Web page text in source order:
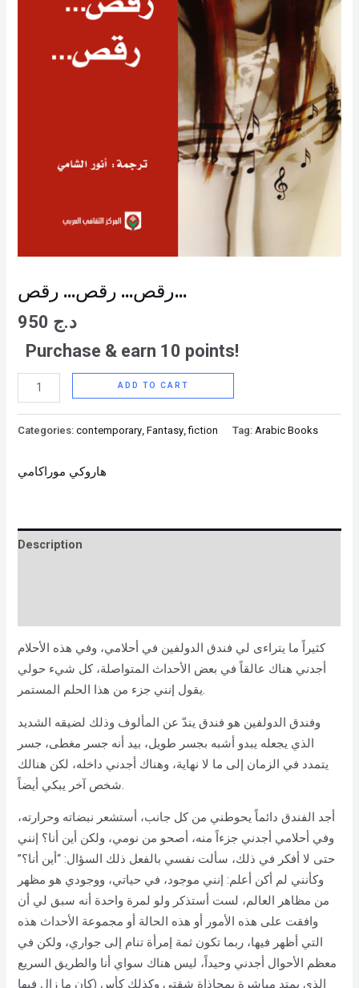
رقص… رقص… رقص…
د.ج
Purchase & earn 10 points!
ADD TO CART
Categories:contemporary ,Fantasy ,fiction Tag: Arabic Books
هاروكي موراكامي
Description
كثيراً ما يتراءى لي فندق الدولفين في أحلامي، وفي هذه الأحلام
أجدني هناك عالقاً في بعض الأحداث المتواصلة، كل شيء حولي
يقول إنني جزء من هذا الحلم المستمر.
وفندق الدولفين هو فندق يندّ عن المألوف وذلك لضيقه الشديد
الذي يجعله يبدو أشبه بجسر طويل، بيد أنه جسر مغطى، جسر
يتمدد في الزمان إلى ما لا نهاية، وهناك أجدني داخله، لكن هنالك
شخص آخر يبكي أيضاً.
أجد الفندق دائماً يحوطني من كل جانب، أستشعر نبضاته وحرارته،
وفي أحلامي أجدني جزءاً منه، أصحو من نومي، ولكن أين أنا؟ إنني
حتى لا أفكر في ذلك، سألت نفسي بالفعل ذلك السؤال: “أين أنا؟”
وكأنني لم أكن أعلم: إنني موجود، في حياتي، ووجودي هو مظهر
من مظاهر العالم، لست أستذكر ولو لمرة واحدة أنه سبق لي أن
وافقت على هذه الأمور أو هذه الحالة أو مجموعة الأحداث هذه
التي أظهر فيها، ربما تكون ثمة إمرأة تنام إلى جواري، ولكن في
معظم الأحوال أجدني وحيداً، ليس هناك سواي أنا والطريق السريع
الذي يمتد مباشرة بمحاذاة شقتي وكذلك كأس (كان ما زال فيها